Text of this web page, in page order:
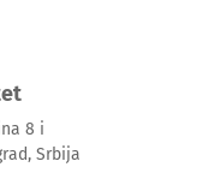
8 i
Srbija